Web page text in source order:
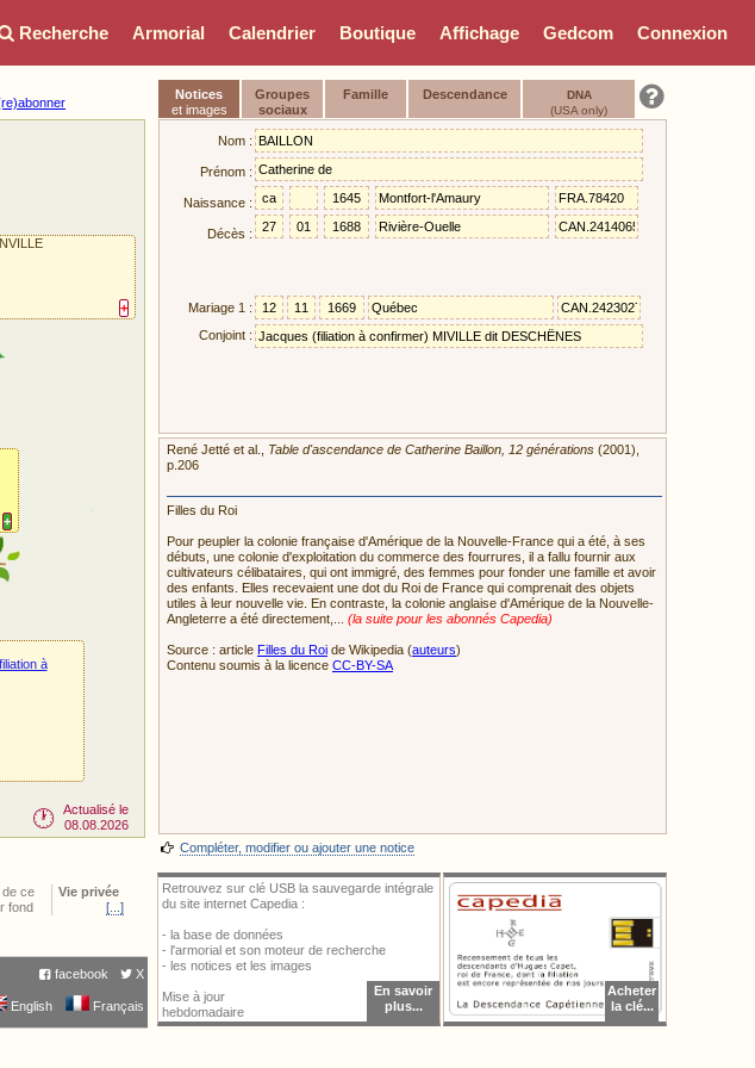
Connexion
Gedcom
Affichage
Boutique
Calendrier
Armorial
Recherche
+
+
à
🕐
Actualisé le
08.08.2026
de ce
fond
Vie privée
[...]
facebook X
English Français
Retrouvez sur clé USB la sauvegarde intégrale
du site internet Capedia :
- la base de données
- l'armorial et son moteur de recherche
- les notices et les images
Mise à jour
hebdomadaire
En savoir
plus...
Acheter
la clé...
Notices
et images
Groupes
sociaux
Famille Descendance
DNA
(USA only)
Nom :
Prénom :
Naissance :
Décès :
Mariage 1 :
Conjoint :
René Jetté et al., Table d'ascendance de Catherine Baillon, 12 générations (2001),
p.206
Filles du Roi
Pour peupler la colonie française d'Amérique de la Nouvelle-France qui a été, à ses
débuts, une colonie d'exploitation du commerce des fourrures, il a fallu fournir aux
cultivateurs célibataires, qui ont immigré, des femmes pour fonder une famille et avoir
des enfants. Elles recevaient une dot du Roi de France qui comprenait des objets
utiles à leur nouvelle vie. En contraste, la colonie anglaise d'Amérique de la Nouvelle-
Angleterre a été directement,... (la suite pour les abonnés Capedia)
Source : article Filles du Roi de Wikipedia (auteurs)
Contenu soumis à la licence CC-BY-SA
Compléter, modifier ou ajouter une notice